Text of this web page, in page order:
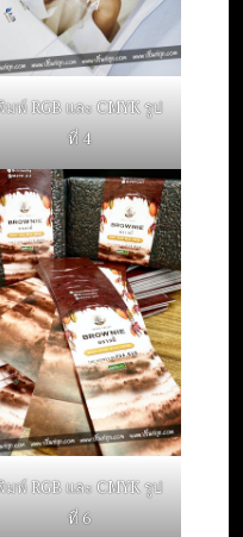
มพ์ RGB และ CMYK รูป
ที่ 4
มพ์ RGB และ CMYK รูป
ที่ 6